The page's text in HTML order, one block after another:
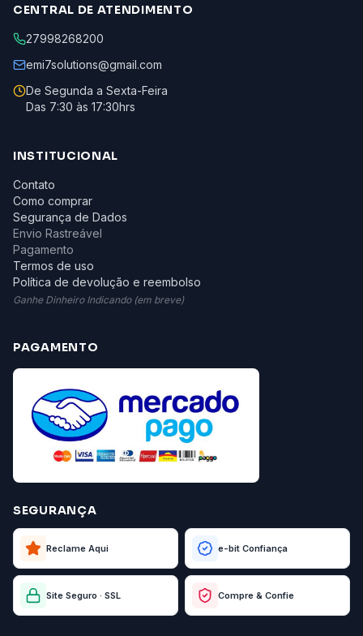
CENTRAL DE ATENDIMENTO
27998268200
emi7solutions@gmail.com
De Segunda a Sexta-Feira
Das 7:30 às 17:30hrs
INSTITUCIONAL
Contato
Como comprar
Segurança de Dados
Envio Rastreável
Pagamento
Termos de uso
Política de devolução e reembolso
Ganhe Dinheiro Indicando (em breve)
PAGAMENTO
SEGURANÇA
Reclame Aqui e-bit Confiança
Site Seguro · SSL Compre & Confie